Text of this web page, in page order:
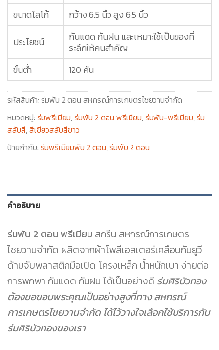
ขนาดโลโก้
กว้าง 6.5 นิ้ว สูง 6.5 นิ้ว
ประโยชน์
กันแดด กันฝน และเหมาะใช้เป็นของที่
ระลึกให้คนสำคัญ
ขั้นต่ำ
120 คัน
รหัสสินค้า: ร่มพับ 2 ตอน สหกรณ์การเกษตรไชยวานจำกัด
หมวดหมู่: ร่มพรีเมียม,ร่มพับ 2 ตอน พรีเมียม,ร่มพับ-พรีเมียม,ร่ม
สลับสี,สีเขียวสลับสีขาว
ป้ายกำกับ: ร่มพรีเมียมพับ 2 ตอน,ร่มพับ 2 ตอน
คำอธิบาย
ร่มพับ 2 ตอน พรีเมียม สกรีน สหกรณ์การเกษตร
ไชยวานจำกัด ผลิตจากผ้าโพลีเอสเตอร์เคลือบกันยูวี
ด้ามจับพลาสติกมือเปิด โครงเหล็ก น้ำหนักเบา ง่ายต่อ
การพกพา กันแดด กันฝน ได้เป็นอย่างดี ร่มศิริบัวทอง
ต้องขอขอบพระคุณเป็นอย่างสูงที่ทาง สหกรณ์
การเกษตรไชยวานจำกัด ได้ไว้วางใจเลือกใช้บริการกับ
ร่มศิริบัวทองของเรา